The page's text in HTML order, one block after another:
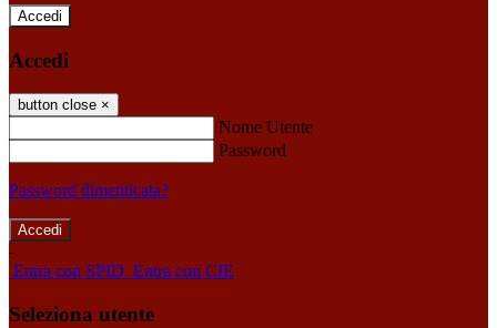
Accedi
Accedi
button close ×
Nome Utente
Password
Password dimenticata?
-
Entra con SPID Entra con CIE
Seleziona utente